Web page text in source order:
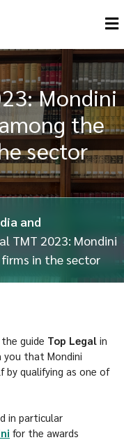
Mondini
the
sector
and
TMT 2023: Mondini
in the sector
guide Top Legal in
you that Mondini
by qualifying as one of
in particular
for the awards